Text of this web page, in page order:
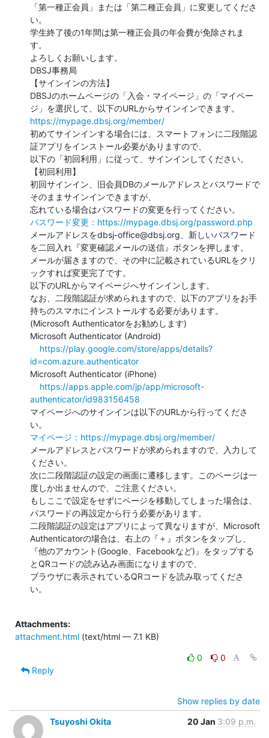
「第一種正会員」または「第二種正会員」に変更してくださ
い。
学生終了後の1年間は第一種正会員の年会費が免除されま
す。
よろしくお願いします。
DBSJ事務局
【サインインの方法】
DBSJのホームページの「入会・マイページ」の「マイペー
https://mypage.dbsj.org/member/
初めてサインインする場合には、スマートフォンに二段階認
証アプリをインストール必要がありますので、
以下の「初回利用」に従って、サインインしてください。
【初回利用】
初回サインイン、旧会員DBのメールアドレスとパスワードで
そのままサインインできますが、
パスワード変更：https://mypage.dbsj.org/password.php
メールアドレスをdbsj-office@dbsj.org、新しいパスワード
を二回入れ『変更確認メールの送信』ボタンを押します。
メールが届きますので、その中に記載されているURLをクリ
ックすれば変更完了です。
以下のURLからマイページへサインインします。
なお、二段階認証が求められますので、以下のアプリをお手
持ちのスマホにインストールする必要があります。
(Microsoft Authenticatorをお勧めします)
Microsoft Authenticator (Android)
https://play.google.com/store/apps/details?
id=com.azure.authenticator
Microsoft Authenticator (iPhone)
https://apps.apple.com/jp/app/microsoft-
authenticator/id983156458
マイページへのサインインは以下のURLから行ってくださ
マイページ：https://mypage.dbsj.org/member/
メールアドレスとパスワードが求められますので、入力して
ください。
次に二段階認証の設定の画面に遷移します。このページは一
度しか出ませんので、ご注意ください。
もしここで設定をせずにページを移動してしまった場合は、
パスワードの再設定から行う必要があります。
二段階認証の設定はアプリによって異なりますが、Microsoft
Authenticatorの場合は、右上の『＋』ボタンをタップし、
『他のアカウント(Google、Facebookなど)』をタップする
とQRコードの読み込み画面になりますので、
ブラウザに表示されているQRコードを読み取ってくださ
い。
Attachments:
attachment.html (text/html — 7.1 KB)
0
0
Reply
Show replies by date
Tsuyoshi Okita
20 Jan 3:09 p.m.